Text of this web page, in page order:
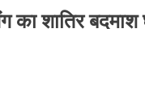
शातिर बदमाश